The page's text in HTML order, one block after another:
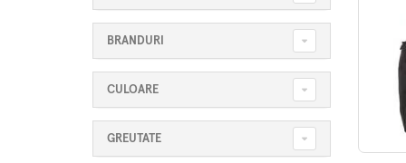
BRANDURI
CULOARE
GREUTATE